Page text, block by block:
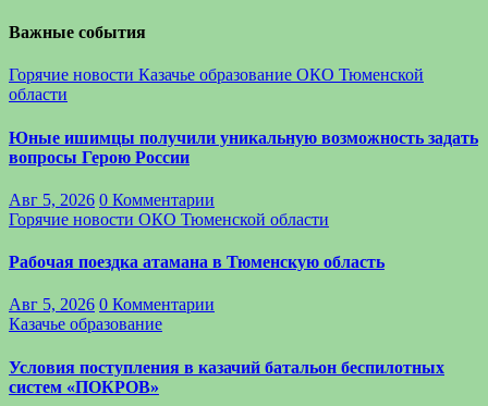
Важные события
Горячие новости Казачье образование ОКО Тюменской
области
Юные ишимцы получили уникальную возможность задать
вопросы Герою России
Авг 5, 2026 0 Комментарии
Горячие новости ОКО Тюменской области
Рабочая поездка атамана в Тюменскую область
Авг 5, 2026 0 Комментарии
Казачье образование
Условия поступления в казачий батальон беспилотных
систем «ПОКРОВ»